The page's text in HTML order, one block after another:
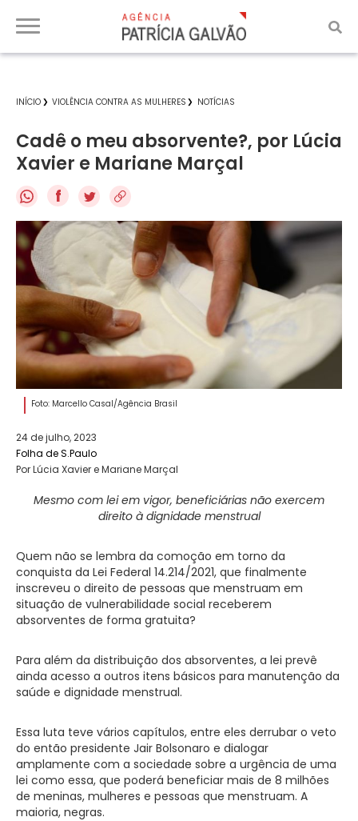
INÍCIO VIOLÊNCIA CONTRA AS MULHERES NOTÍCIAS
Cadê o meu absorvente?, por Lúcia
Xavier e Mariane Marçal
f
Foto: Marcello Casal/Agência Brasil
24 de julho, 2023
Folha de S.Paulo
Por Lúcia Xavier e Mariane Marçal
Mesmo com lei em vigor, beneficiárias não exercem
direito à dignidade menstrual
Quem não se lembra da comoção em torno da
conquista da Lei Federal 14.214/2021, que finalmente
inscreveu o direito de pessoas que menstruam em
situação de vulnerabilidade social receberem
absorventes de forma gratuita?
Para além da distribuição dos absorventes, a lei prevê
ainda acesso a outros itens básicos para manutenção da
saúde e dignidade menstrual.
Essa luta teve vários capítulos, entre eles derrubar o veto
do então presidente Jair Bolsonaro e dialogar
amplamente com a sociedade sobre a urgência de uma
lei como essa, que poderá beneficiar mais de 8 milhões
de meninas, mulheres e pessoas que menstruam. A
maioria, negras.